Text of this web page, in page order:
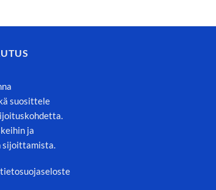
suosittele
ja
sijoittamista.